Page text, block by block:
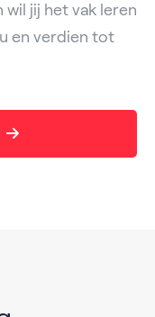
jij het vak leren
en verdien tot